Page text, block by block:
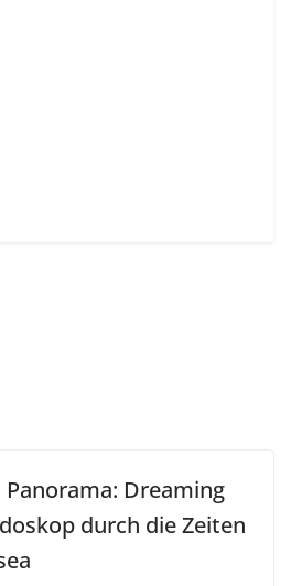
Dreaming
durch die Zeiten